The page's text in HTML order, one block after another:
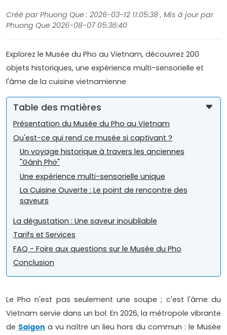
Créé par Phuong Que : 2026-03-12 11:05:38 , Mis à jour par
Phuong Que 2026-08-07 05:36:40
Explorez le Musée du Pho au Vietnam, découvrez 200
objets historiques, une expérience multi-sensorielle et
l'âme de la cuisine vietnamienne
Table des matières
Présentation du Musée du Pho au Vietnam
Qu'est-ce qui rend ce musée si captivant ?
Un voyage historique à travers les anciennes
"Gánh Phở"
Une expérience multi-sensorielle unique
La Cuisine Ouverte : Le point de rencontre des
saveurs
La dégustation : Une saveur inoubliable
Tarifs et Services
FAQ - Foire aux questions sur le Musée du Pho
Conclusion
Le Pho n'est pas seulement une soupe ; c'est l'âme du
Vietnam servie dans un bol. En 2026, la métropole vibrante
de Saigon a vu naître un lieu hors du commun : le Musée